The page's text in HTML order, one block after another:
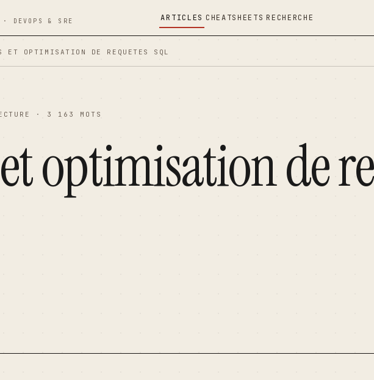
DEVOPS & SRE ARTICLES CHEATSHEETS RECHERCHE
ET OPTIMISATION DE REQUETES SQL
· 3 163 MOTS
optimisation de